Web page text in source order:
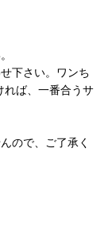
下さい。ワンち
れば、一番合うサ
ので、ご了承く